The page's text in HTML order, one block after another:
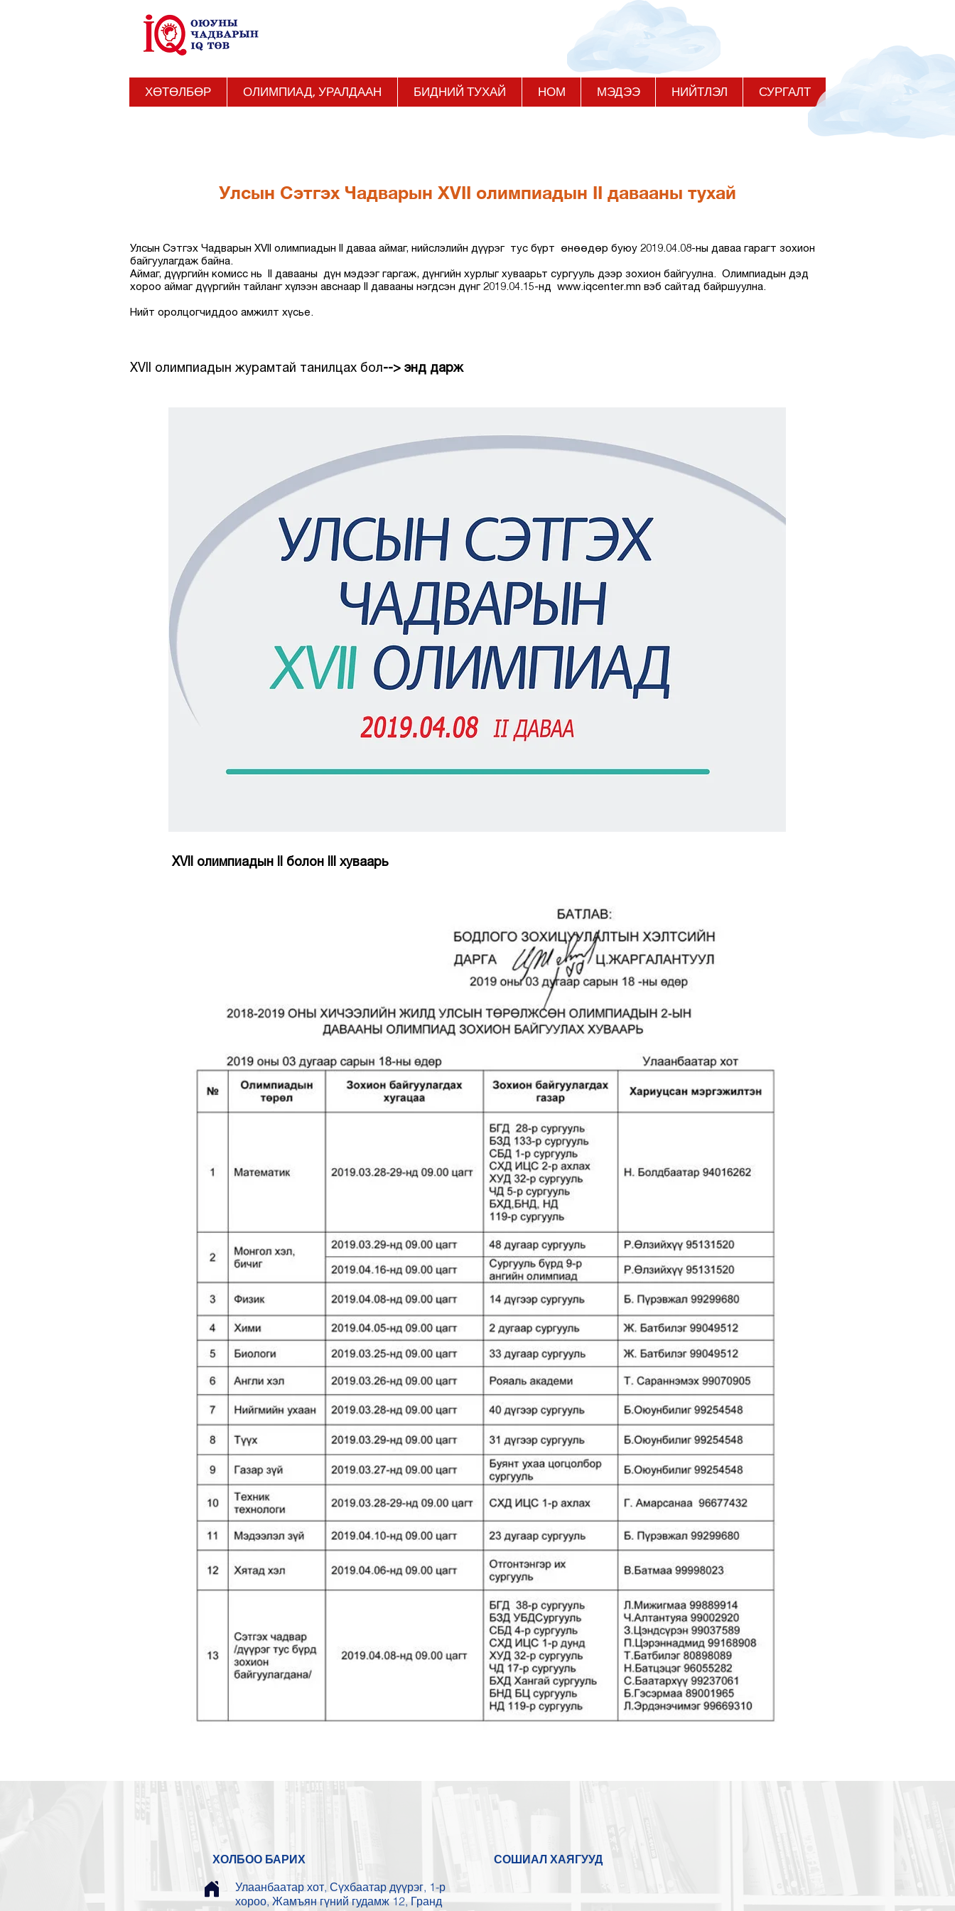
ХӨТӨЛБӨР ОЛИМПИАД, УРАЛДААН БИДНИЙ ТУХАЙ НОМ МЭДЭЭ НИЙТЛЭЛ СУРГАЛТ
Улсын Сэтгэх Чадварын XVII олимпиадын II давааны тухай
Улсын Сэтгэх Чадварын XVII олимпиадын II даваа аймаг, нийслэлийн дүүрэг тус бүрт өнөөдөр буюу 2019.04.08-ны даваа гарагт зохион
байгуулагдаж байна.
Аймаг, дүүргийн комисс нь II давааны дүн мэдээг гаргаж, дүнгийн хурлыг хуваарьт сургууль дээр зохион байгуулна. Олимпиадын дэд
хороо аймаг дүүргийн тайланг хүлээн авснаар II давааны нэгдсэн дүнг 2019.04.15-нд www.iqcenter.mn вэб сайтад байршуулна.
Нийт оролцогчиддоо амжилт хүсье.
XVII олимпиадын журамтай танилцах бол--> энд дарж
XVII олимпиадын II болон III хуваарь
ХОЛБОО БАРИХ
Улаанбаатар хот, Сүхбаатар дүүрэг, 1-р
хороо, Жамъян гүний гудамж 12, Гранд
СОШИАЛ ХАЯГУУД